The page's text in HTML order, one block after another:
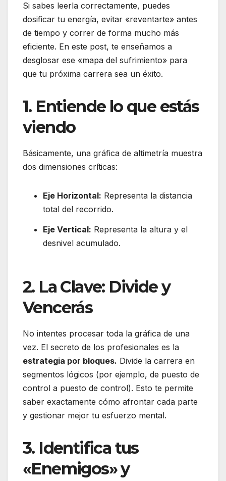
Si sabes leerla correctamente, puedes
dosificar tu energía, evitar «reventarte» antes
de tiempo y correr de forma mucho más
eficiente. En este post, te enseñamos a
desglosar ese «mapa del sufrimiento» para
que tu próxima carrera sea un éxito.
1. Entiende lo que estás
viendo
Básicamente, una gráfica de altimetría muestra
dos dimensiones críticas:
Eje Horizontal: Representa la distancia
total del recorrido.
Eje Vertical: Representa la altura y el
desnivel acumulado.
2. La Clave: Divide y
Vencerás
No intentes procesar toda la gráfica de una
vez. El secreto de los profesionales es la
estrategia por bloques. Divide la carrera en
segmentos lógicos (por ejemplo, de puesto de
control a puesto de control). Esto te permite
saber exactamente cómo afrontar cada parte
y gestionar mejor tu esfuerzo mental.
3. Identifica tus
«Enemigos» y